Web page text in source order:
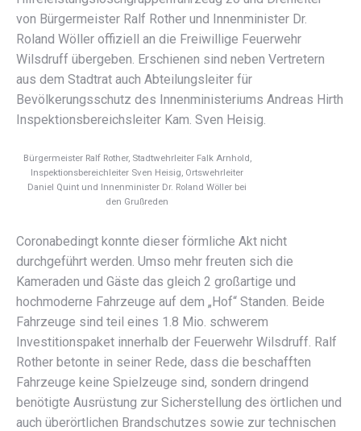
von Bürgermeister Ralf Rother und Innenminister Dr.
Roland Wöller offiziell an die Freiwillige Feuerwehr
Wilsdruff übergeben. Erschienen sind neben Vertretern
aus dem Stadtrat auch Abteilungsleiter für
Bevölkerungsschutz des Innenministeriums Andreas Hirth
Inspektionsbereichsleiter Kam. Sven Heisig.
Bürgermeister Ralf Rother, Stadtwehrleiter Falk Arnhold,
Inspektionsbereichleiter Sven Heisig, Ortswehrleiter
Daniel Quint und Innenminister Dr. Roland Wöller bei
den Grußreden
Coronabedingt konnte dieser förmliche Akt nicht
durchgeführt werden. Umso mehr freuten sich die
Kameraden und Gäste das gleich 2 großartige und
hochmoderne Fahrzeuge auf dem „Hof“ Standen. Beide
Fahrzeuge sind teil eines 1.8 Mio. schwerem
Investitionspaket innerhalb der Feuerwehr Wilsdruff. Ralf
Rother betonte in seiner Rede, dass die beschafften
Fahrzeuge keine Spielzeuge sind, sondern dringend
benötigte Ausrüstung zur Sicherstellung des örtlichen und
auch überörtlichen Brandschutzes sowie zur technischen